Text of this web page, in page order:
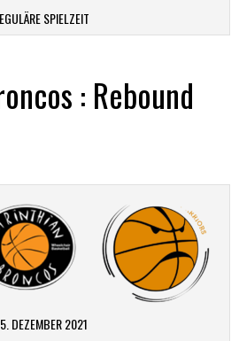
SPIELZEIT
: Rebound
DEZEMBER 2021